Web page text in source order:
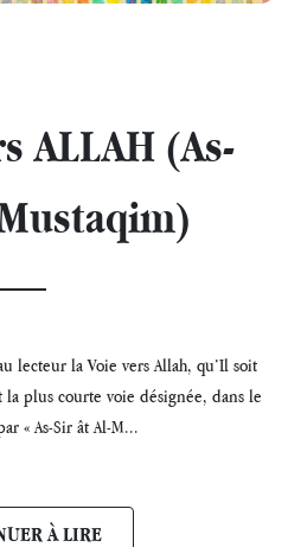
ALLAH (As-
lecteur la Voie vers Allah, qu’Il soit
la plus courte voie désignée, dans le
« As-Sir ât Al-M...
À LIRE